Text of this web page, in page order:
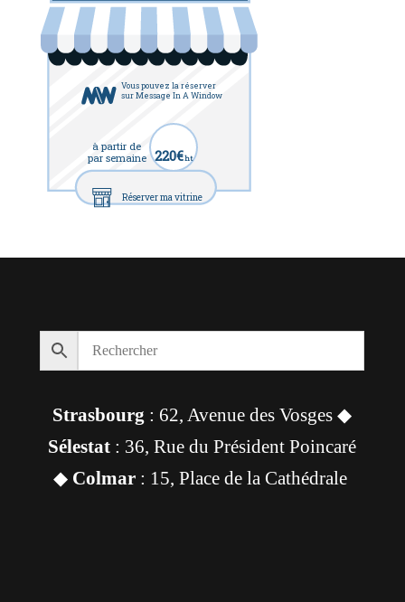
Vous pouvez la réserver
sur Message In A Window
à partir de
par semaine 220€ht
Réserver ma vitrine
Strasbourg : 62, Avenue des Vosges ◆
Sélestat : 36, Rue du Président Poincaré
◆ Colmar: 15, Place de la Cathédrale